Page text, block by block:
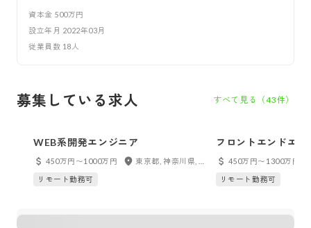
資本金 500万円
設立年月 2022年03月
従業員数 18 人
募集している求人 すべて見る（43件）
WEB系開発エンジニア
450万円〜1000万円
リモート勤務可
フロントエンドエン
450万円〜1300万円
リモート勤務可